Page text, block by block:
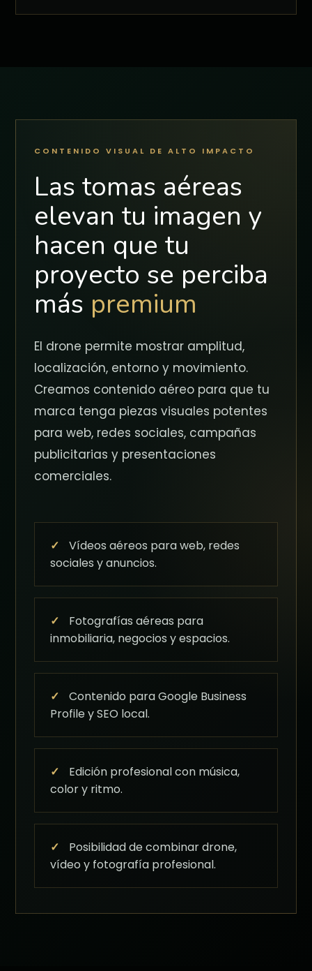
CONTENIDO VISUAL DE ALTO IMPACTO
Las tomas aéreas
elevan tu imagen y
hacen que tu
proyecto se perciba
más premium
El drone permite mostrar amplitud,
localización, entorno y movimiento.
Creamos contenido aéreo para que tu
marca tenga piezas visuales potentes
para web, redes sociales, campañas
publicitarias y presentaciones
comerciales.
✓
Vídeos aéreos para web, redes
sociales y anuncios.
✓
Fotografías aéreas para
inmobiliaria, negocios y espacios.
✓
Contenido para Google Business
Profile y SEO local.
✓
Edición profesional con música,
color y ritmo.
✓
Posibilidad de combinar drone,
vídeo y fotografía profesional.